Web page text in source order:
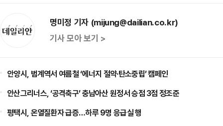
명미정 기자 (mijung@dailian.co.kr)
기사 모아 보기 >
안양시, 범계역서 여름철 ‘에너지 절약·탄소중립’ 캠페인
안산그리너스, ‘공격축구’ 충남아산 원정서 승점 3점 정조준
평택시, 온열질환자 급증…하루 9명 응급실 행